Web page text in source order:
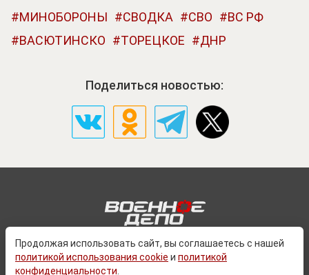
МИНОБОРОНЫ СВОДКА СВО
ВС РФ
ВАСЮТИНСКО
ТОРЕЦКОЕ ДНР
Поделиться новостью:
Продолжая использовать сайт, вы соглашаетесь с нашей
политикой использования cookie и политикой
конфиденциальности
О ПРОЕКТЕ